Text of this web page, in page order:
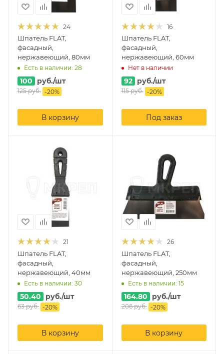
24
Шпатель FLAT,
фасадный,
нержавеющий, 80мм
Есть в наличии: 28
100 руб./шт
125руб. -20%
В корзину
16
Шпатель FLAT,
фасадный,
нержавеющий, 60мм
Нет в наличии
92 руб./шт
115руб. -20%
Под заказ
21
Шпатель FLAT,
фасадный,
нержавеющий, 40мм
Есть в наличии: 30
50.40 руб./шт
63руб. -20%
В корзину
26
Шпатель FLAT,
фасадный,
нержавеющий, 250мм
Есть в наличии: 15
164.80 руб./шт
206руб. -20%
В корзину